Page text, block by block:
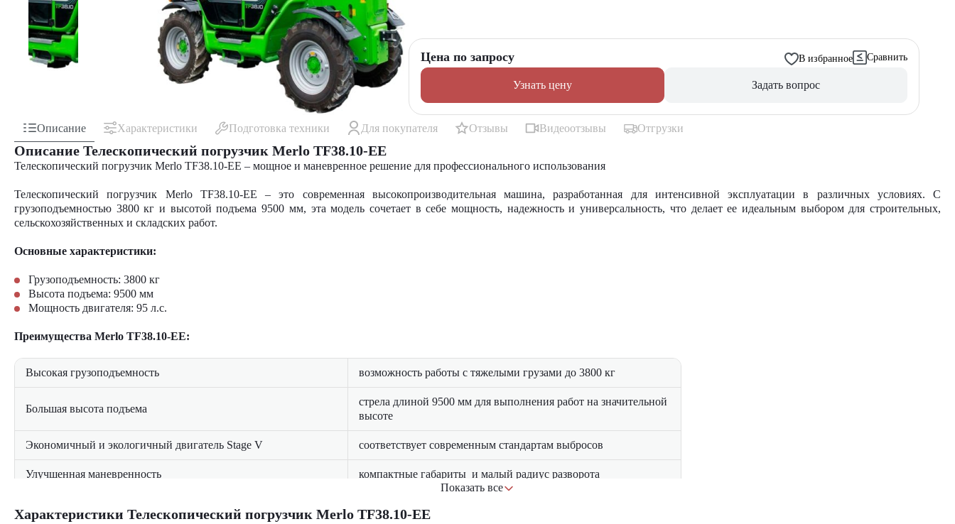
Цена по запросу В избранное Сравнить
Узнать цену Задать вопрос
Описание Характеристики Подготовка техники Для покупателя Отзывы Видеоотзывы Отгрузки
Описание Телескопический погрузчик Merlo TF38.10-EE
Телескопический погрузчик Merlo TF38.10-EE – мощное и маневренное решение для профессионального использования
Телескопический погрузчик Merlo TF38.10-EE – это современная высокопроизводительная машина, разработанная для интенсивной эксплуатации в различных условиях. С
грузоподъемностью 3800 кг и высотой подъема 9500 мм, эта модель сочетает в себе мощность, надежность и универсальность, что делает ее идеальным выбором для строительных,
сельскохозяйственных и складских работ.
Основные характеристики:
Грузоподъемность: 3800 кг
Высота подъема: 9500 мм
Мощность двигателя: 95 л.с.
Преимущества Merlo TF38.10-EE:
Высокая грузоподъемность возможность работы с тяжелыми грузами до 3800 кг
Большая высота подъема
стрела длиной 9500 мм для выполнения работ на значительной
высоте
Экономичный и экологичный двигатель Stage V соответствует современным стандартам выбросов
Улучшенная маневренность компактные габариты и малый радиус разворота
Комфортная кабина
низким уровнем шума
Показать все
Характеристики Телескопический погрузчик Merlo TF38.10-EE